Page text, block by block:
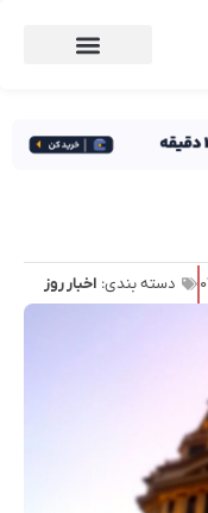
دسته بندی: اخبار روز